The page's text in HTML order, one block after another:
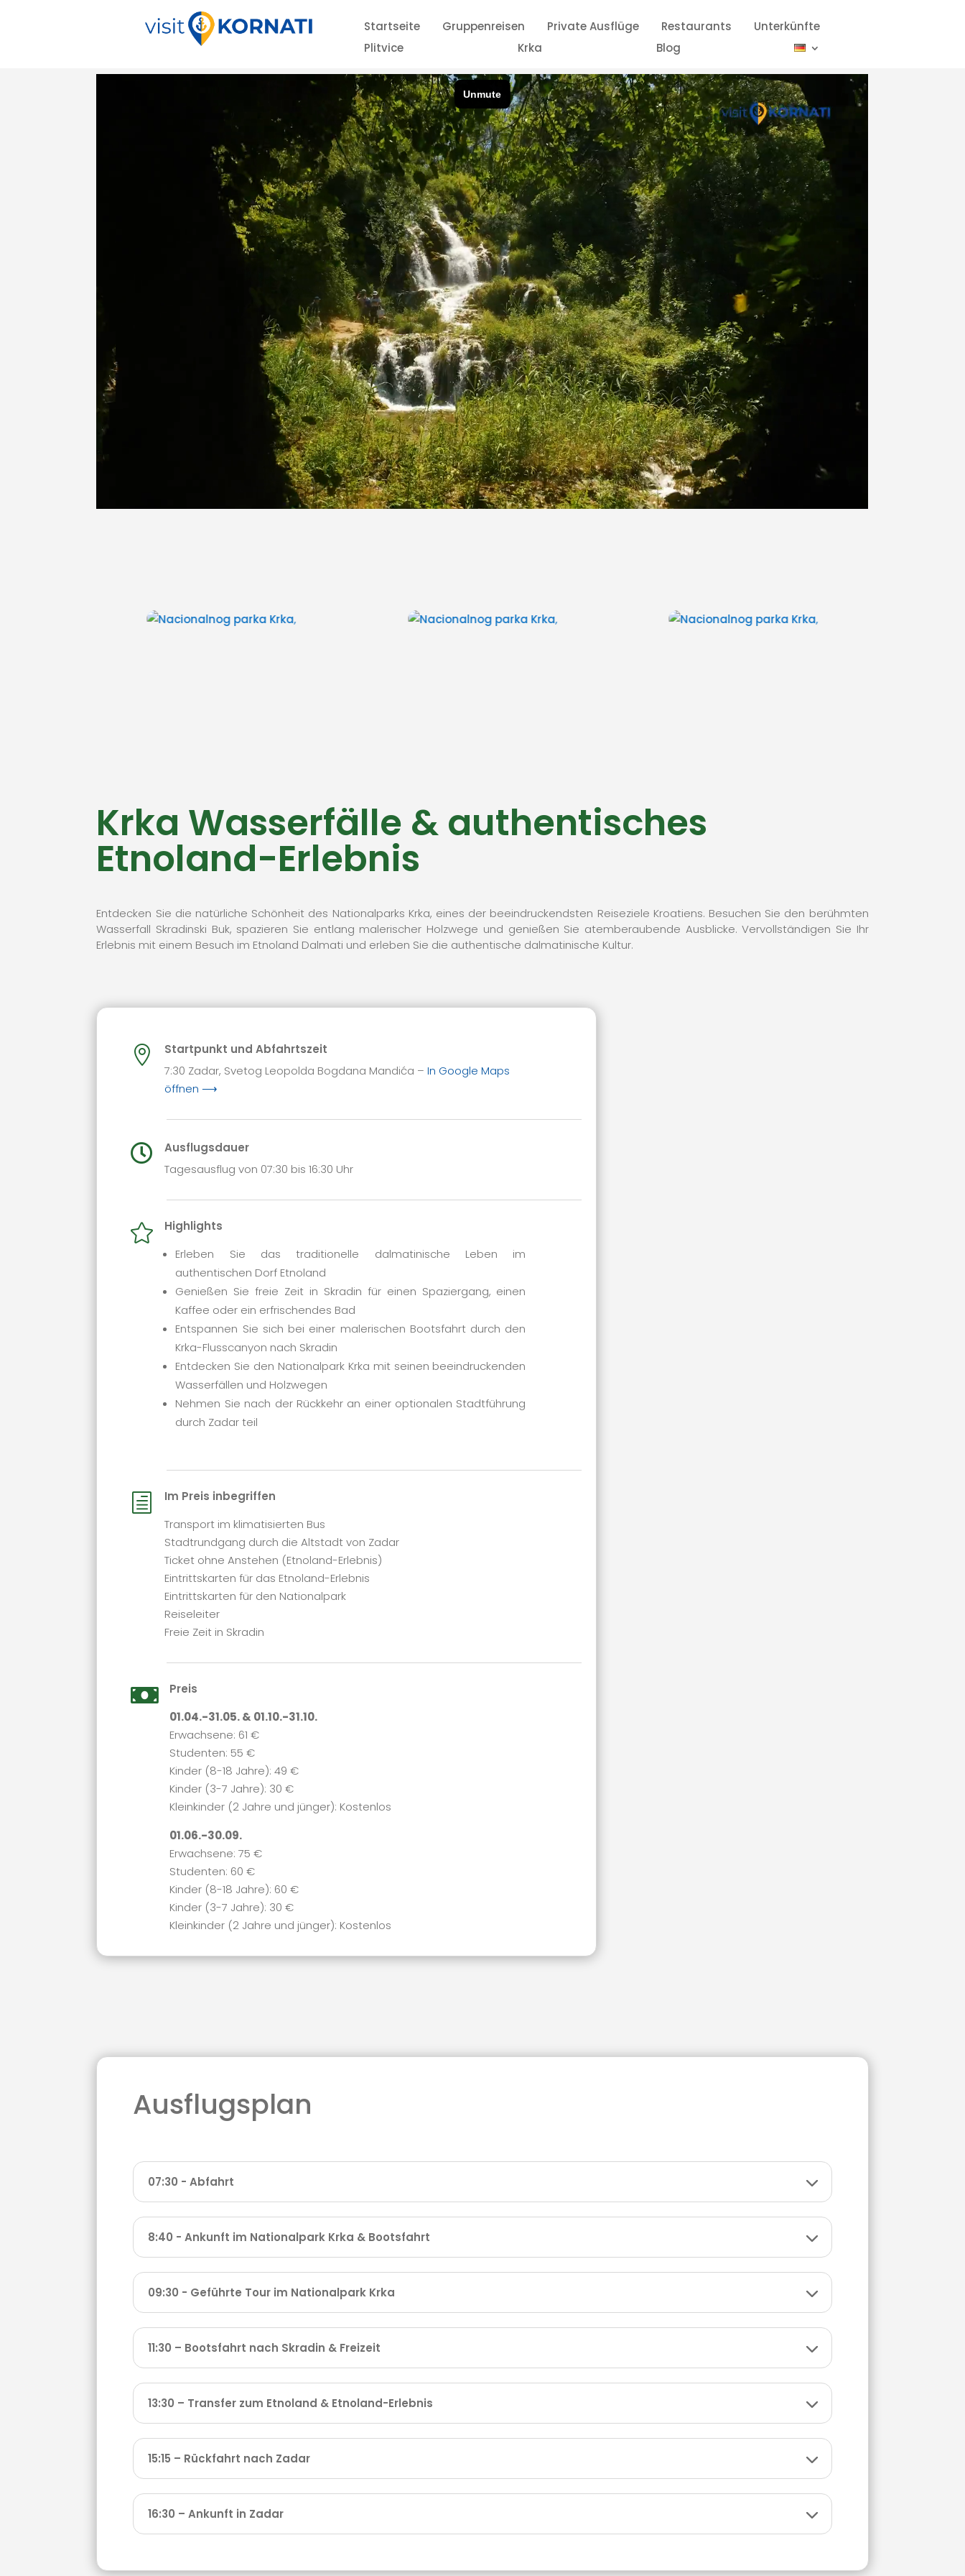
Startseite Gruppenreisen Private Ausflüge Restaurants
Unterkünfte
Plitvice
Krka Blog
Krka Wasserfälle & authentisches
Etnoland-Erlebnis
Entdecken Sie die natürliche Schönheit des Nationalparks Krka, eines der beeindruckendsten Reiseziele Kroatiens. Besuchen Sie den berühmten
Wasserfall Skradinski Buk, spazieren Sie entlang malerischer Holzwege und genießen Sie atemberaubende Ausblicke. Vervollständigen Sie Ihr
Erlebnis mit einem Besuch im Etnoland Dalmati und erleben Sie die authentische dalmatinische Kultur.

Startpunkt und Abfahrtszeit
7:30 Zadar, Svetog Leopolda Bogdana Mandića –In Google Maps
öffnen ⟶

Ausflugsdauer
Tagesausflug von 07:30 bis 16:30 Uhr

Highlights
Erleben Sie das traditionelle dalmatinische Leben im
authentischen Dorf Etnoland
Genießen Sie freie Zeit in Skradin für einen Spaziergang, einen
Kaffee oder ein erfrischendes Bad
Entspannen Sie sich bei einer malerischen Bootsfahrt durch den
Krka-Flusscanyon nach Skradin
Entdecken Sie den Nationalpark Krka mit seinen beeindruckenden
Wasserfällen und Holzwegen
Nehmen Sie nach der Rückkehr an einer optionalen Stadtführung
durch Zadar teil
h
Im Preis inbegriffen
Transport im klimatisierten Bus
Stadtrundgang durch die Altstadt von Zadar
Ticket ohne Anstehen (Etnoland-Erlebnis)
Eintrittskarten für das Etnoland-Erlebnis
Eintrittskarten für den Nationalpark
Reiseleiter
Freie Zeit in Skradin

Preis
01.04.-31.05. & 01.10.-31.10.
Erwachsene: 61 €
Studenten: 55 €
Kinder (8-18 Jahre): 49 €
Kinder (3-7 Jahre): 30 €
Kleinkinder (2 Jahre und jünger): Kostenlos
01.06.-30.09.
Erwachsene: 75 €
Studenten: 60 €
Kinder (8-18 Jahre): 60 €
Kinder (3-7 Jahre): 30 €
Kleinkinder (2 Jahre und jünger): Kostenlos
Ausflugsplan
07:30 - Abfahrt
8:40 - Ankunft im Nationalpark Krka & Bootsfahrt
09:30 - Geführte Tour im Nationalpark Krka
11:30 – Bootsfahrt nach Skradin & Freizeit
13:30 – Transfer zum Etnoland & Etnoland-Erlebnis
15:15 – Rückfahrt nach Zadar
16:30 – Ankunft in Zadar